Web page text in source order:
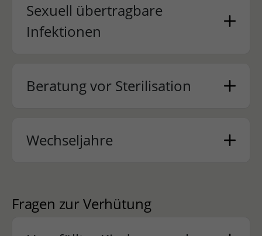
Sexuell übertragbare
Infektionen
Beratung vor Sterilisation
Wechseljahre
Fragen zur Verhütung